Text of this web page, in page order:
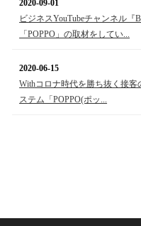
2020-09-01
ビジネスYouTubeチャンネル『
「POPPO」の取材をしてい...
2020-06-15
Withコロナ時代を勝ち抜く接客
ステム「POPPO(ポッ...